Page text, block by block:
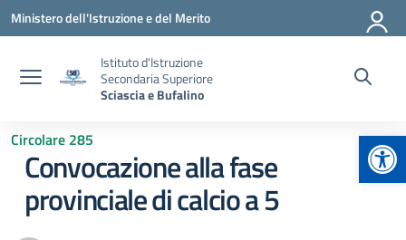
Vai ai contenuti
Vai al menu di navigazione
Vai al footer
Ministero dell'Istruzione e del Merito
Istituto d'Istruzione
Secondaria Superiore
Sciascia e Bufalino
Circolare 285
Convocazione alla fase
provinciale di calcio a 5